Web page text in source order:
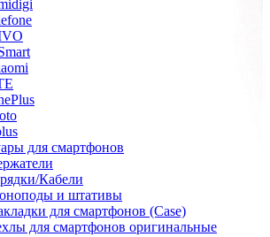
для смартфонов
Кабели
и штативы
для смартфонов (Case)
для смартфонов оригинальные